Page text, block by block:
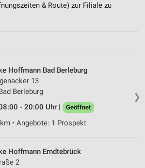
& Route) zur Filiale zu
❯
Hoffmann Bad Berleburg
13
Berleburg
- 20:00 Uhr |
Geöffnet
• Angebote: 1 Prospekt
Hoffmann Erndtebrück
2